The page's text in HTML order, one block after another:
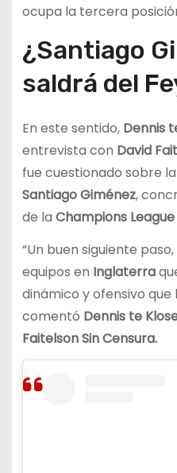
ocupa la tercera
¿Santiago
saldrá del
En este sentido,Dennis
entrevista con David
fue cuestionado sobre
Santiago Giménez,
de la Champions League
“Un buen siguiente
equipos en Inglaterra
dinámico y ofensivo
comentó Dennis te
Faitelson Sin Censura.